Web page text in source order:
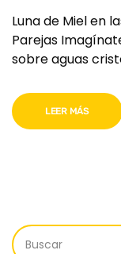
Luna de Miel en
Parejas
sobre aguas
LEER MÁS